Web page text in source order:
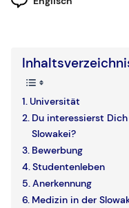
Universität
Du interessierst
Slowakei?
Bewerbung
Studentenleben
Anerkennung
Medizin in der